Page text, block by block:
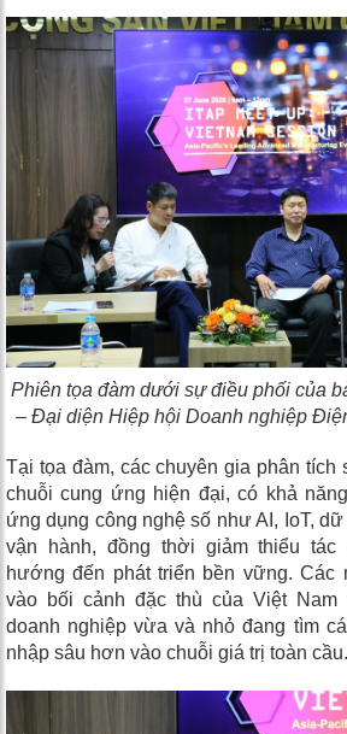
Phiên tọa đàm dưới sự điều phối của
– Đại diện Hiệp hội Doanh nghiệp
Tại tọa đàm, các chuyên gia phân tích
chuỗi cung ứng hiện đại, có khả
ứng dụng công nghệ số như AI, IoT,
vận hành, đồng thời giảm thiểu
hướng đến phát triển bền vững. Các
vào bối cảnh đặc thù của Việt
doanh nghiệp vừa và nhỏ đang tìm
nhập sâu hơn vào chuỗi giá trị toàn cầu.